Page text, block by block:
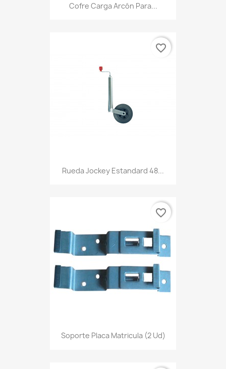
Cofre Carga Arcón Para...
Rueda Jockey Estandard 48...
favorite_border
Soporte Placa Matricula (2 Ud)
favorite_border